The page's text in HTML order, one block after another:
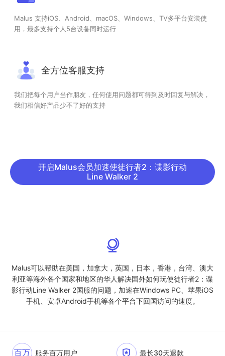
Malus 支持iOS、Android、macOS、Windows、TV多平台安装使
用，最多支持个人5台设备同时运行
全方位客服支持
我们把每个用户当作朋友，任何使用问题都可得到及时回复与解决，
我们相信好产品少不了好的支持
开启Malus会员加速使徒行者2：谍影行动
Line Walker 2
Malus可以帮助在美国，加拿大，英国，日本，香港，台湾、澳大
利亚等海外各个国家和地区的华人解决国外如何玩使徒行者2：谍
影行动Line Walker 2国服的问题，加速在Windows PC、苹果iOS
手机、安卓Android手机等各个平台下回国访问的速度。
百万 服务百万用户 最长30天退款